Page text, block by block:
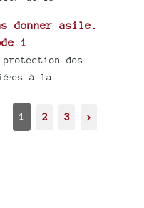
donner asile.
1
protection des
à la
1 2 3 >